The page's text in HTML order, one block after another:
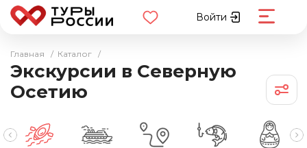
Войти
Главная / Каталог /
Экскурсии в Северную
Осетию